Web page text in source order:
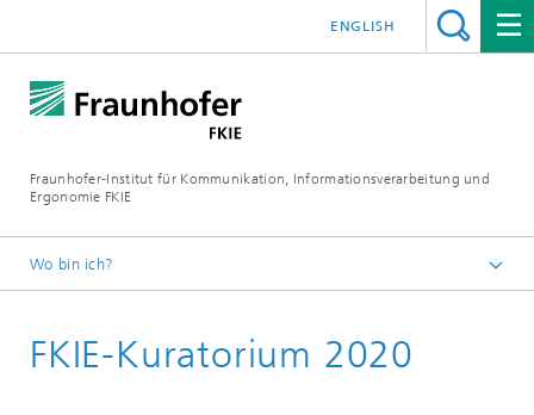
Fraunhofer-Institut für Kommunikation, Informationsverarbeitung und
Ergonomie FKIE
ENGLISH
Wo bin ich?
Newsroom
FKIE-Kuratorium 2020